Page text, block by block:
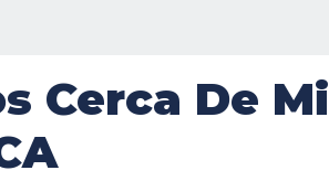
Cerca De Mi